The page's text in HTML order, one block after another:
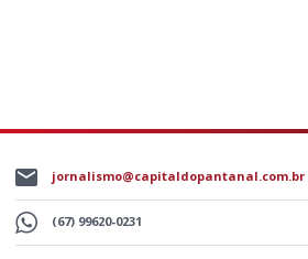
jornalismo@capitaldopantanal.com.br
(67) 99620-0231